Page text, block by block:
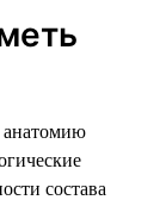
анатомию
состава